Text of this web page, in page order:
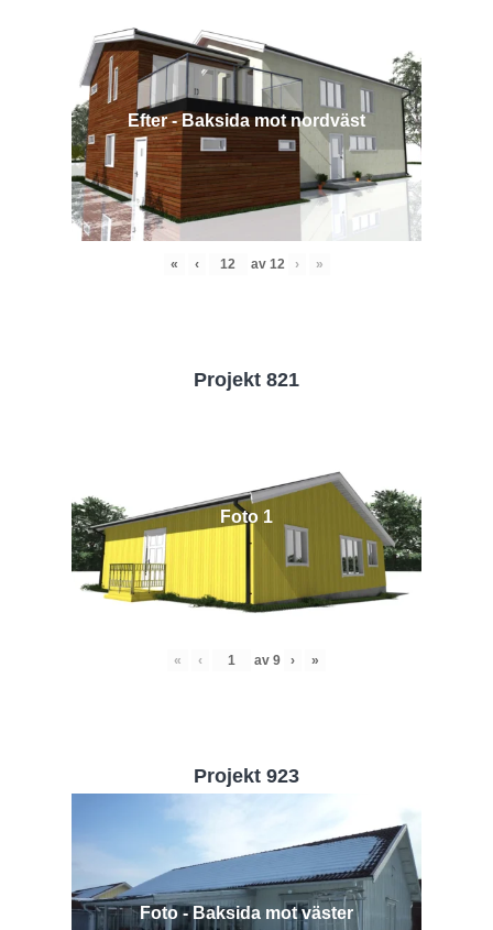
Efter - Baksida mot nordväst
« ‹ av 12 › »
Projekt 821
Foto 1
« ‹ av 9 › »
Projekt 923
Foto - Baksida mot väster